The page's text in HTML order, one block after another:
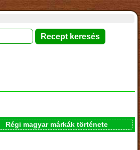
Régi magyar márkák története